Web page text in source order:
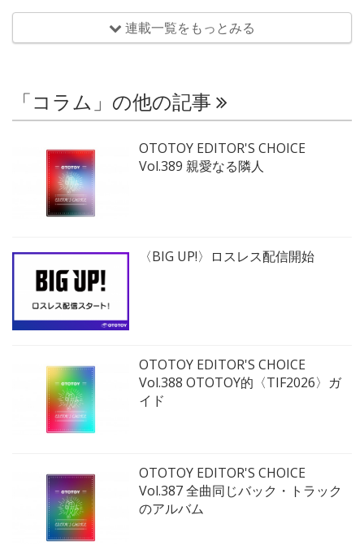
連載一覧をもっとみる
「コラム」の他の記事
OTOTOY EDITOR'S CHOICE
Vol.389 親愛なる隣人
〈BIG UP!〉ロスレス配信開始
OTOTOY EDITOR'S CHOICE
Vol.388 OTOTOY的〈TIF2026〉ガ
イド
OTOTOY EDITOR'S CHOICE
Vol.387 全曲同じバック・トラック
のアルバム